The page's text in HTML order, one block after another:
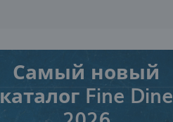
Самый новый
каталог Fine Dine